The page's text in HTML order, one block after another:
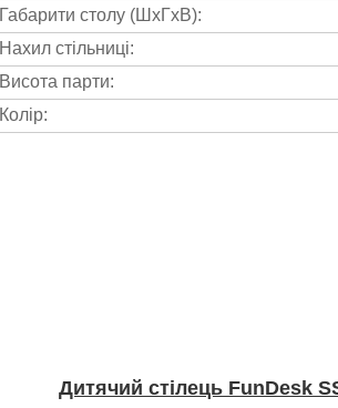
Габарити столу (ШхГхВ):
Нахил стільниці:
Висота парти:
Колір:
Дитячий стілець FunDesk